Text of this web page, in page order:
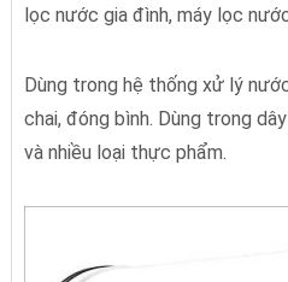
lọc nước gia đình, máy lọc
Dùng trong hệ thống xử lý
chai, đóng bình. Dùng trong
và nhiều loại thực phẩm.